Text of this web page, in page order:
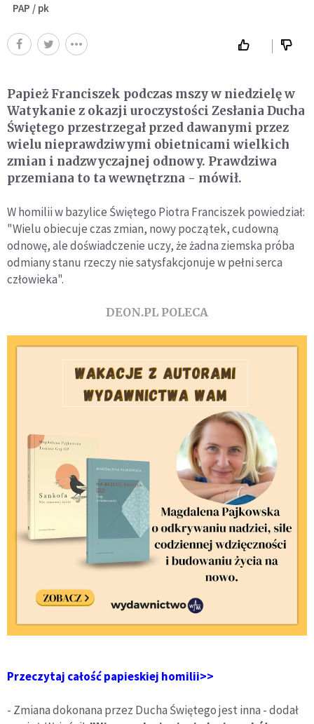
PAP / pk
Papież Franciszek podczas mszy w niedzielę w
Watykanie z okazji uroczystości Zesłania Ducha
Świętego przestrzegał przed dawanymi przez
wielu nieprawdziwymi obietnicami wielkich
zmian i nadzwyczajnej odnowy. Prawdziwa
przemiana to ta wewnętrzna - mówił.
W homilii w bazylice Świętego Piotra Franciszek powiedział:
"Wielu obiecuje czas zmian, nowy początek, cudowną
odnowę, ale doświadczenie uczy, że żadna ziemska próba
odmiany stanu rzeczy nie satysfakcjonuje w pełni serca
człowieka".
DEON.PL POLECA
Przeczytaj całość papieskiej homilii>>
- Zmiana dokonana przez Ducha Świętego jest inna - dodał